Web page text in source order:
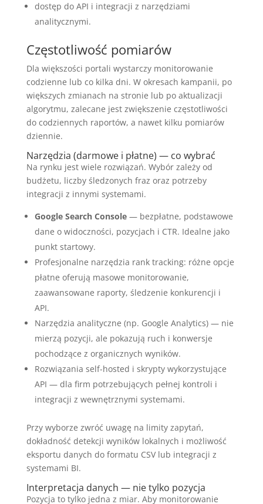
dostęp do API i integracji z narzędziami
analitycznymi.
Częstotliwość pomiarów
Dla większości portali wystarczy monitorowanie
codzienne lub co kilka dni. W okresach kampanii, po
większych zmianach na stronie lub po aktualizacji
algorytmu, zalecane jest zwiększenie częstotliwości
do codziennych raportów, a nawet kilku pomiarów
dziennie.
Narzędzia (darmowe i płatne) — co wybrać
Na rynku jest wiele rozwiązań. Wybór zależy od
budżetu, liczby śledzonych fraz oraz potrzeby
integracji z innymi systemami.
Google Search Console— bezpłatne, podstawowe
dane o widoczności, pozycjach i CTR. Idealne jako
punkt startowy.
Profesjonalne narzędzia rank tracking: różne opcje
płatne oferują masowe monitorowanie,
zaawansowane raporty, śledzenie konkurencji i
API.
Narzędzia analityczne (np. Google Analytics) — nie
mierzą pozycji, ale pokazują ruch i konwersje
pochodzące z organicznych wyników.
Rozwiązania self-hosted i skrypty wykorzystujące
API — dla firm potrzebujących pełnej kontroli i
integracji z wewnętrznymi systemami.
Przy wyborze zwróć uwagę na limity zapytań,
dokładność detekcji wyników lokalnych i możliwość
eksportu danych do formatu CSV lub integracji z
systemami BI.
Interpretacja danych — nie tylko pozycja
Pozycja to tylko jedna z miar. Aby monitorowanie